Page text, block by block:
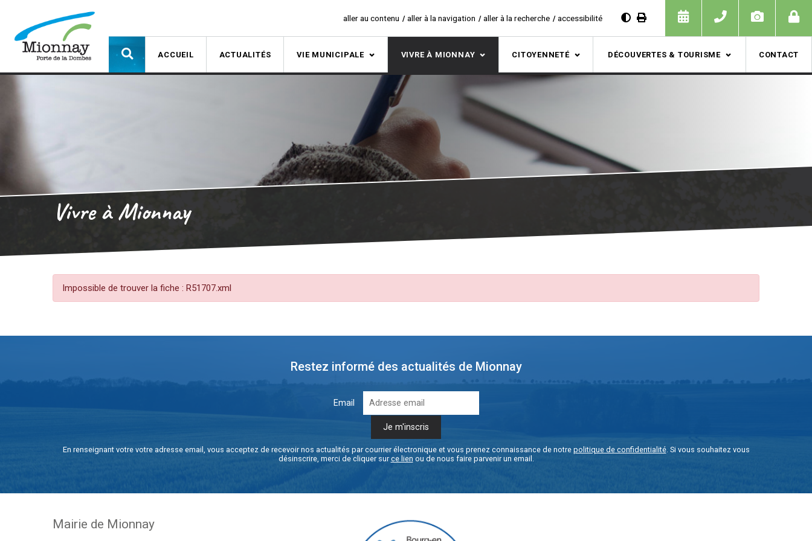
aller au contenu aller à la navigation aller à la recherche accessibilité
ACCUEIL ACTUALITÉS VIE MUNICIPALE VIVRE À MIONNAY CITOYENNETÉ DÉCOUVERTES & TOURISME CONTACT
Vivre à Mionnay
Impossible de trouver la fiche : R51707.xml
Restez informé des actualités de Mionnay
Email
En renseignant votre votre adresse email, vous acceptez de recevoir nos actualités par courrier électronique et vous prenez connaissance de notre politique de confidentialité. Si vous souhaitez vous
désinscrire, merci de cliquer surce lien ou de nous faire parvenir un email.
Mairie de Mionnay